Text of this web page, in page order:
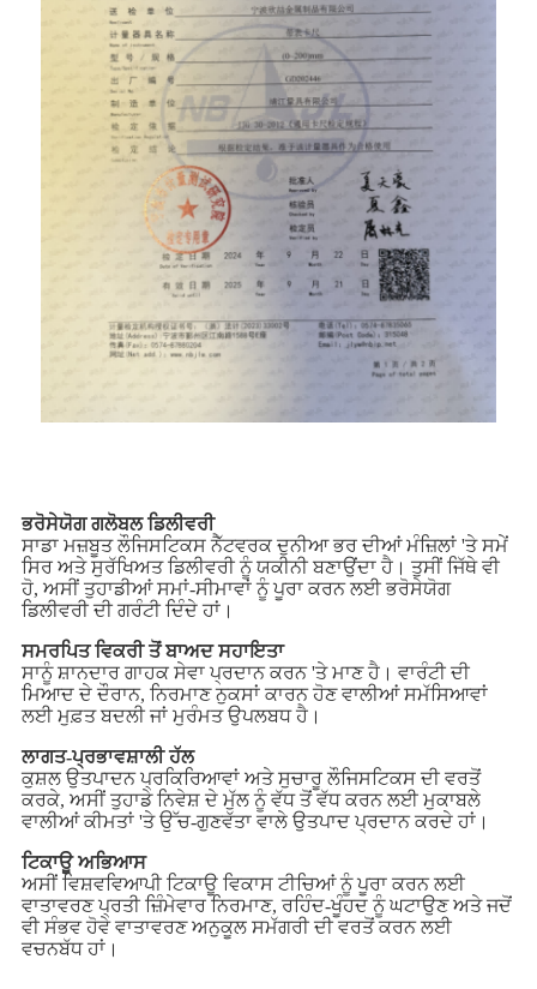
ਭਰੋਸੇਯੋਗ ਗਲੋਬਲ ਡਿਲੀਵਰੀ
ਸਾਡਾ ਮਜ਼ਬੂਤ ਲੌਜਿਸਟਿਕਸ ਨੈੱਟਵਰਕ ਦੁਨੀਆ ਭਰ ਦੀਆਂ ਮੰਜ਼ਿਲਾਂ 'ਤੇ ਸਮੇਂ
ਸਿਰ ਅਤੇ ਸੁਰੱਖਿਅਤ ਡਿਲੀਵਰੀ ਨੂੰ ਯਕੀਨੀ ਬਣਾਉਂਦਾ ਹੈ। ਤੁਸੀਂ ਜਿੱਥੇ ਵੀ
ਹੋ, ਅਸੀਂ ਤੁਹਾਡੀਆਂ ਸਮਾਂ-ਸੀਮਾਵਾਂ ਨੂੰ ਪੂਰਾ ਕਰਨ ਲਈ ਭਰੋਸੇਯੋਗ
ਡਿਲੀਵਰੀ ਦੀ ਗਰੰਟੀ ਦਿੰਦੇ ਹਾਂ।
ਸਮਰਪਿਤ ਵਿਕਰੀ ਤੋਂ ਬਾਅਦ ਸਹਾਇਤਾ
ਸਾਨੂੰ ਸ਼ਾਨਦਾਰ ਗਾਹਕ ਸੇਵਾ ਪ੍ਰਦਾਨ ਕਰਨ 'ਤੇ ਮਾਣ ਹੈ। ਵਾਰੰਟੀ ਦੀ
ਮਿਆਦ ਦੇ ਦੌਰਾਨ, ਨਿਰਮਾਣ ਨੁਕਸਾਂ ਕਾਰਨ ਹੋਣ ਵਾਲੀਆਂ ਸਮੱਸਿਆਵਾਂ
ਲਈ ਮੁਫ਼ਤ ਬਦਲੀ ਜਾਂ ਮੁਰੰਮਤ ਉਪਲਬਧ ਹੈ।
ਲਾਗਤ-ਪ੍ਰਭਾਵਸ਼ਾਲੀ ਹੱਲ
ਕੁਸ਼ਲ ਉਤਪਾਦਨ ਪ੍ਰਕਿਰਿਆਵਾਂ ਅਤੇ ਸੁਚਾਰੂ ਲੌਜਿਸਟਿਕਸ ਦੀ ਵਰਤੋਂ
ਕਰਕੇ, ਅਸੀਂ ਤੁਹਾਡੇ ਨਿਵੇਸ਼ ਦੇ ਮੁੱਲ ਨੂੰ ਵੱਧ ਤੋਂ ਵੱਧ ਕਰਨ ਲਈ ਮੁਕਾਬਲੇ
ਵਾਲੀਆਂ ਕੀਮਤਾਂ 'ਤੇ ਉੱਚ-ਗੁਣਵੱਤਾ ਵਾਲੇ ਉਤਪਾਦ ਪ੍ਰਦਾਨ ਕਰਦੇ ਹਾਂ।
ਟਿਕਾਊ ਅਭਿਆਸ
ਅਸੀਂ ਵਿਸ਼ਵਵਿਆਪੀ ਟਿਕਾਊ ਵਿਕਾਸ ਟੀਚਿਆਂ ਨੂੰ ਪੂਰਾ ਕਰਨ ਲਈ
ਵਾਤਾਵਰਣ ਪ੍ਰਤੀ ਜ਼ਿੰਮੇਵਾਰ ਨਿਰਮਾਣ, ਰਹਿੰਦ-ਖੂੰਹਦ ਨੂੰ ਘਟਾਉਣ ਅਤੇ ਜਦੋਂ
ਵੀ ਸੰਭਵ ਹੋਵੇ ਵਾਤਾਵਰਣ ਅਨੁਕੂਲ ਸਮੱਗਰੀ ਦੀ ਵਰਤੋਂ ਕਰਨ ਲਈ
ਵਚਨਬੱਧ ਹਾਂ।